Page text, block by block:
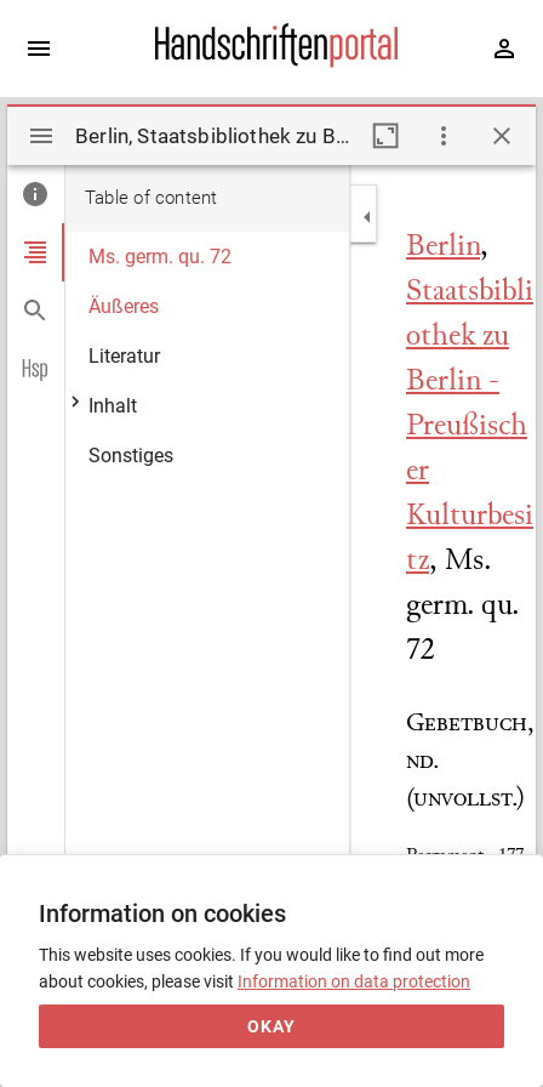
Mirador
viewer
Berlin, Staatsbibliothek zu Berlin - Preußischer Kulturbesitz, Ms. germ. qu. 72. Description by Degering, Hermann, Riecke, Anne-Beate (2007)
Table of content
Ms. germ. qu. 72
Äußeres
Literatur
Inhalt
Sonstiges
Berlin,
Staatsbibli
othek zu
Berlin -
Preußisch
er
Kulturbesi
tz, Ms.
germ. qu.
72
Gebetbuch,
nd.
(unvollst.)
Pergament · 177
Initialen in
Farben und
Information on cookies
This website uses cookies. If you would like to find out more
about cookies, please visit Information on data protection
OKAY